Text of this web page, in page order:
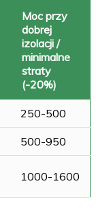
Moc przy
dobrej
izolacji /
minimalne
straty
(-20%)
250-500
500-950
1000-1600